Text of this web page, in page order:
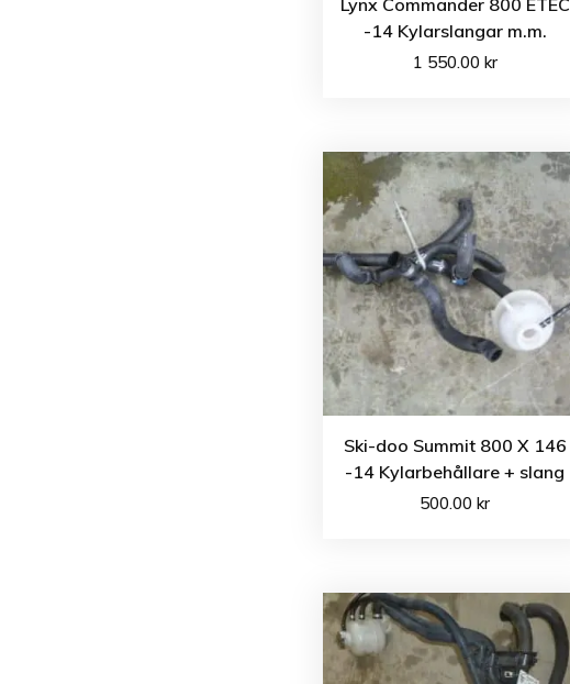
-14 Kylarslangar m.m.
1 550.00 kr
Ski-doo Summit 800 X 146
-14 Kylarbehållare + slang
500.00kr